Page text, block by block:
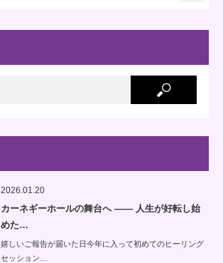
2026.01.20
カーネギーホールの舞台へ —— 人生が好転し始
めた…
嬉しいご報告が届いた日今年に入って初めてのヒーリング
セッション…